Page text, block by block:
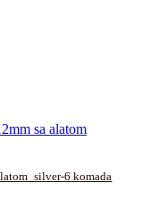
6 komada